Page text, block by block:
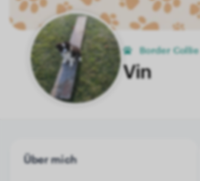
Border Collie
Vin
Über mich